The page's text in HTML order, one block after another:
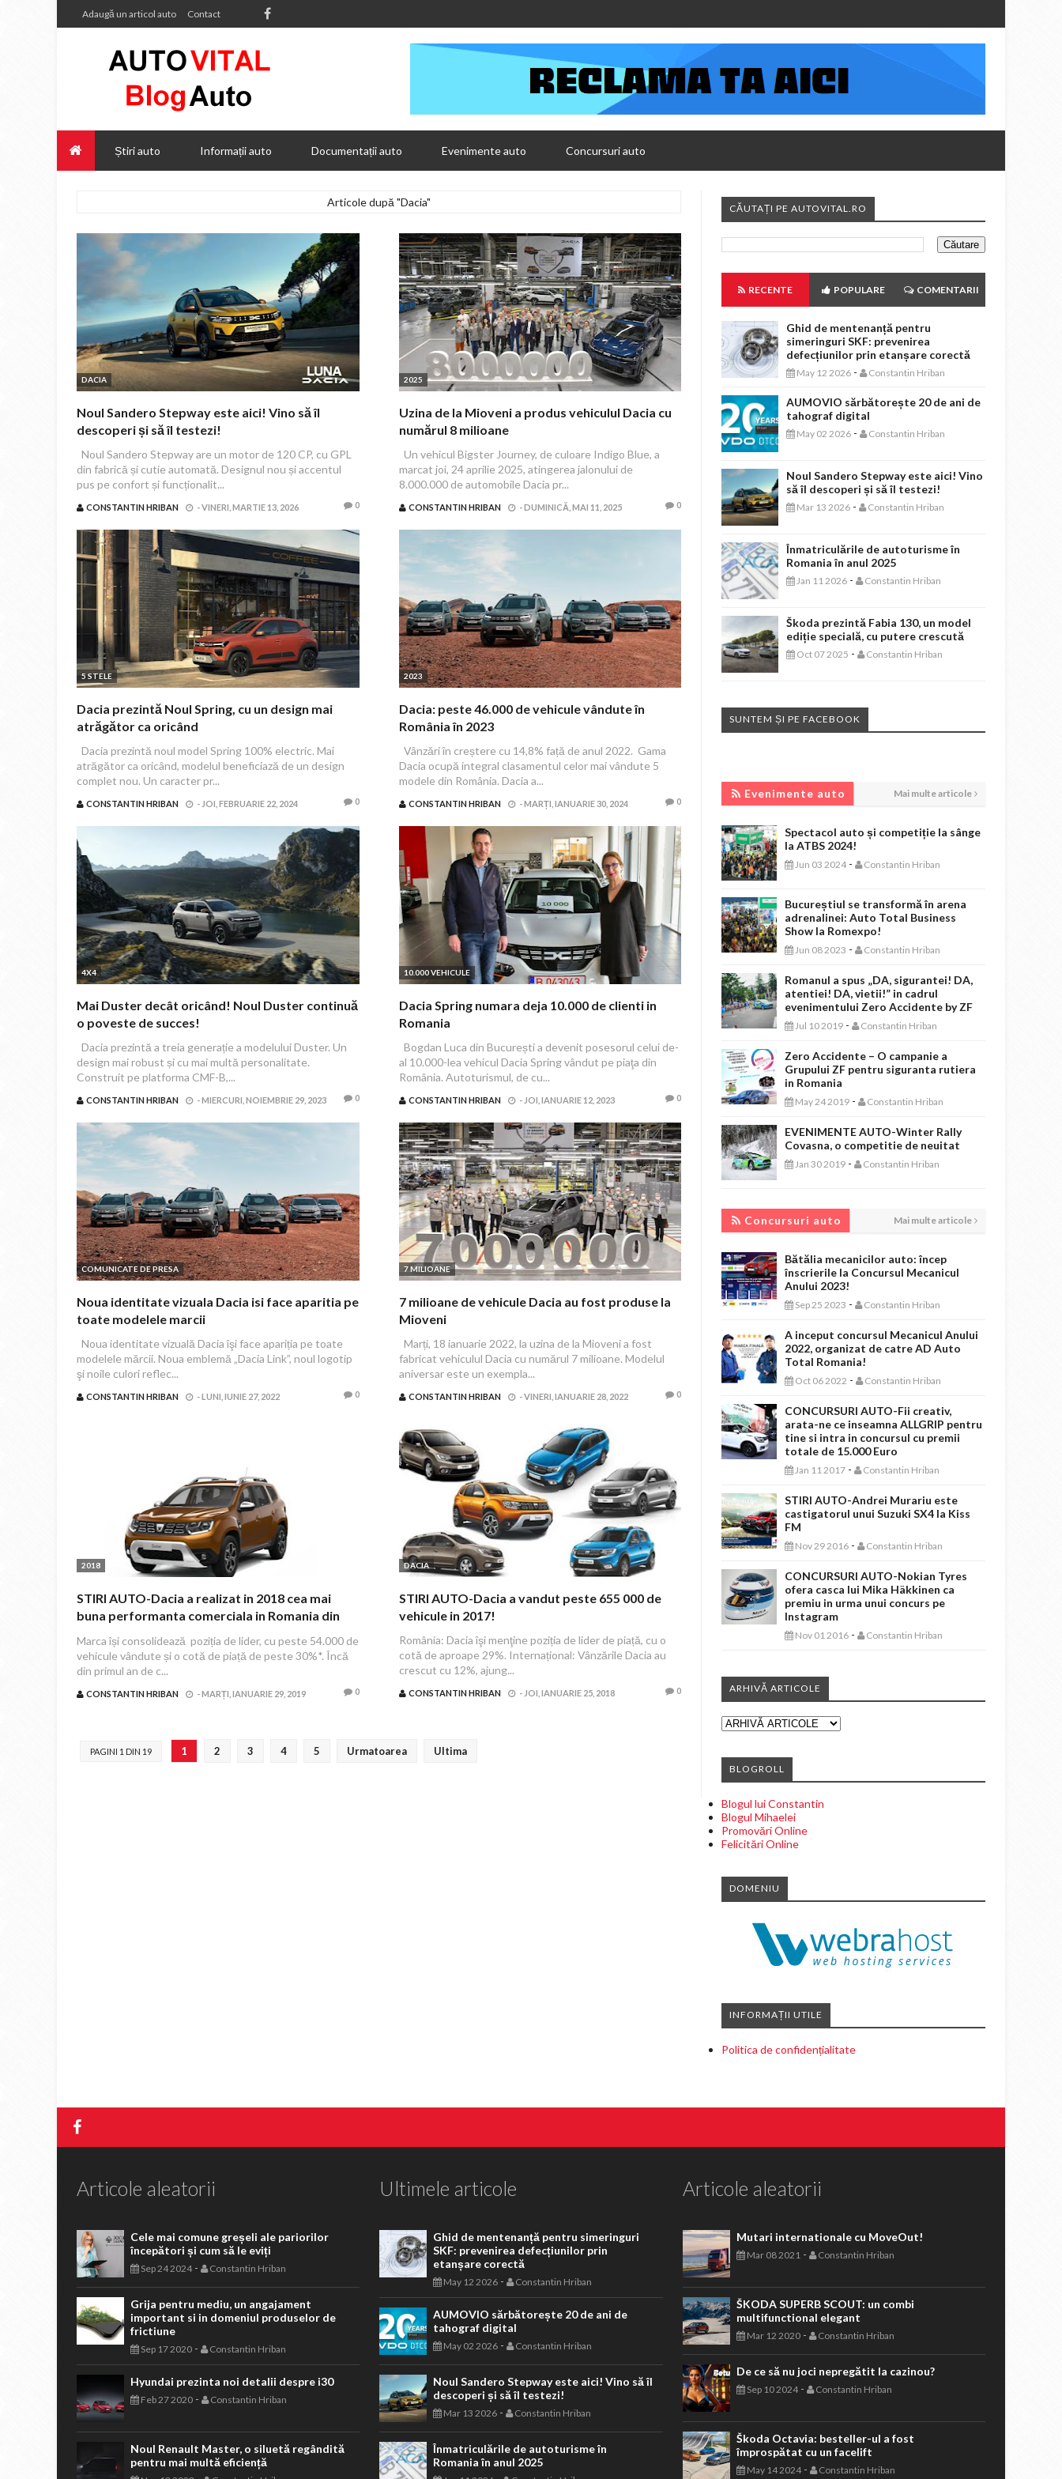
Adaugă un articol auto Contact
Știri auto Informații auto Documentații auto Evenimente auto Concursuri auto
Articole după "Dacia"
DACIA
Noul Sandero Stepway este aici! Vino să îl
descoperi și să îl testezi!
Noul Sandero Stepway are un motor de 120 CP, cu GPL
din fabrică și cutie automată. Designul nou și accentul
pus pe confort și funcționalit...
CONSTANTIN HRIBAN -VINERI, MARTIE 13, 2026 0
2025
Uzina de la Mioveni a produs vehiculul Dacia cu
numărul 8 milioane
Un vehicul Bigster Journey, de culoare Indigo Blue, a
marcat joi, 24 aprilie 2025, atingerea jalonului de
8.000.000 de automobile Dacia pr...
CONSTANTIN HRIBAN -DUMINICĂ, MAI 11, 2025 0
5 STELE
Dacia prezintă Noul Spring, cu un design mai
atrăgător ca oricând
Dacia prezintă noul model Spring 100% electric. Mai
atrăgător ca oricând, modelul beneficiază de un design
complet nou. Un caracter pr...
CONSTANTIN HRIBAN - JOI, FEBRUARIE 22, 2024 0
2023
Dacia: peste 46.000 de vehicule vândute în
România în 2023
Vânzări în creștere cu 14,8% față de anul 2022. Gama
Dacia ocupă integral clasamentul celor mai vândute 5
modele din România. Dacia a...
CONSTANTIN HRIBAN -MARȚI, IANUARIE 30, 2024 0
4X4
Mai Duster decât oricând! Noul Duster continuă
o poveste de succes!
Dacia prezintă a treia generație a modelului Duster. Un
design mai robust și cu mai multă personalitate.
Construit pe platforma CMF-B,...
CONSTANTIN HRIBAN -MIERCURI, NOIEMBRIE 29, 2023 0
10.000 VEHICULE
Dacia Spring numara deja 10.000 de clienti in
Romania
Bogdan Luca din București a devenit posesorul celui de-
al 10.000-lea vehicul Dacia Spring vândut pe piaţa din
România. Autoturismul, de cu...
CONSTANTIN HRIBAN - JOI, IANUARIE 12, 2023 0
COMUNICATE DE PRESA
Noua identitate vizuala Dacia isi face aparitia pe
toate modelele marcii
Noua identitate vizuală Dacia îşi face apariția pe toate
modelele mărcii. Noua emblemă „Dacia Link”, noul logotip
şi noile culori reflec...
CONSTANTIN HRIBAN -LUNI, IUNIE 27, 2022 0
7 MILIOANE
7 milioane de vehicule Dacia au fost produse la
Mioveni
Marți, 18 ianuarie 2022, la uzina de la Mioveni a fost
fabricat vehiculul Dacia cu numărul 7 milioane. Modelul
aniversar este un exempla...
CONSTANTIN HRIBAN -VINERI, IANUARIE 28, 2022 0
2018
STIRI AUTO-Dacia a realizat in 2018 cea mai
buna performanta comerciala in Romania din
Marca își consolidează poziția de lider, cu peste 54.000 de
vehicule vândute și o cotă de piață de peste 30%*. Încă
din primul an de c...
CONSTANTIN HRIBAN -MARȚI, IANUARIE 29, 2019 0
DACIA
STIRI AUTO-Dacia a vandut peste 655 000 de
vehicule in 2017!
România: Dacia îşi menţine poziția de lider de piață, cu o
cotă de aproape 29%. Internațional: Vânzările Dacia au
crescut cu 12%, ajung...
CONSTANTIN HRIBAN - JOI, IANUARIE 25, 2018 0
PAGINI 1 DIN 19 1 2 3 4 5 Urmatoarea Ultima
CĂUTAȚI PE AUTOVITAL.RO
RECENTE POPULARE COMENTARII
Ghid de mentenanță pentru
simeringuri SKF: prevenirea
defecțiunilor prin etanșare corectă
May 12 2026 - Constantin Hriban
AUMOVIO sărbătorește 20 de ani de
tahograf digital
May 02 2026 - Constantin Hriban
Noul Sandero Stepway este aici! Vino
să îl descoperi și să îl testezi!
Mar 13 2026 - Constantin Hriban
Înmatriculările de autoturisme în
Romania în anul 2025
Jan 11 2026 - Constantin Hriban
Škoda prezintă Fabia 130, un model
ediție specială, cu putere crescută
Oct 07 2025 - Constantin Hriban
SUNTEM ȘI PE FACEBOOK
Evenimente auto Mai multe articole
Spectacol auto și competiție la sânge
la ATBS 2024!
Jun 03 2024 - Constantin Hriban
Bucureștiul se transformă în arena
adrenalinei: Auto Total Business
Show la Romexpo!
Jun 08 2023 - Constantin Hriban
Romanul a spus „DA, sigurantei! DA,
atentiei! DA, vietii!” in cadrul
evenimentului Zero Accidente by ZF
Jul 10 2019 - Constantin Hriban
Zero Accidente – O campanie a
Grupului ZF pentru siguranta rutiera
in Romania
May 24 2019 - Constantin Hriban
EVENIMENTE AUTO-Winter Rally
Covasna, o competitie de neuitat
Jan 30 2019 - Constantin Hriban
Concursuri auto Mai multe articole
Bătălia mecanicilor auto: încep
înscrierile la Concursul Mecanicul
Anului 2023!
Sep 25 2023 - Constantin Hriban
A inceput concursul Mecanicul Anului
2022, organizat de catre AD Auto
Total Romania!
Oct 06 2022 - Constantin Hriban
CONCURSURI AUTO-Fii creativ,
arata-ne ce inseamna ALLGRIP pentru
tine si intra in concursul cu premii
totale de 15.000 Euro
Jan 11 2017 - Constantin Hriban
STIRI AUTO-Andrei Murariu este
castigatorul unui Suzuki SX4 la Kiss
FM
Nov 29 2016 - Constantin Hriban
CONCURSURI AUTO-Nokian Tyres
ofera casca lui Mika Häkkinen ca
premiu in urma unui concurs pe
Instagram
Nov 01 2016 - Constantin Hriban
ARHIVĂ ARTICOLE
BLOGROLL
Blogul lui Constantin
Blogul Mihaelei
Promovări Online
Felicitări Online
DOMENIU
INFORMAȚII UTILE
Politica de confidențialitate
Articole aleatorii
Cele mai comune greșeli ale pariorilor
începători și cum să le eviți
Sep 24 2024- Constantin Hriban
Grija pentru mediu, un angajament
important si in domeniul produselor de
frictiune
Sep 17 2020 - Constantin Hriban
Hyundai prezinta noi detalii despre i30
Feb 27 2020 - Constantin Hriban
Noul Renault Master, o siluetă regândită
pentru mai multă eficiență
Ultimele articole
Ghid de mentenanță pentru simeringuri
SKF: prevenirea defecțiunilor prin
etanșare corectă
May 12 2026 - Constantin Hriban
AUMOVIO sărbătorește 20 de ani de
tahograf digital
May 02 2026 - Constantin Hriban
Noul Sandero Stepway este aici! Vino să îl
descoperi și să îl testezi!
Mar 13 2026 - Constantin Hriban
Înmatriculările de autoturisme în
Romania în anul 2025
Articole aleatorii
Mutari internationale cu MoveOut!
Mar 08 2021 - Constantin Hriban
ŠKODA SUPERB SCOUT: un combi
multifunctional elegant
Mar 12 2020- Constantin Hriban
De ce să nu joci nepregătit la cazinou?
Sep 10 2024- Constantin Hriban
Škoda Octavia: besteller-ul a fost
împrospătat cu un facelift
May 14 2024- Constantin Hriban